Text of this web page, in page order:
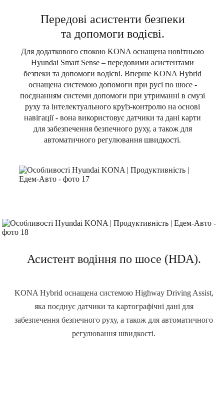
Передові асистенти безпеки
та допомоги водієві.
Для додаткового спокою KONA оснащена новітньою
Hyundai Smart Sense – передовими асистентами
безпеки та допомоги водієві. Вперше KONA Hybrid
оснащена системою допомоги при русі по шосе -
поєднанням системи допомоги при утриманні в смузі
руху та інтелектуального круїз-контролю на основі
навігації - вона використовує датчики та дані карти
для забезпечення безпечного руху, а також для
автоматичного регулювання швидкості.
Асистент водіння по шосе (HDA).
KONA Hybrid оснащена системою Highway Driving Assist,
яка поєднує датчики та картографічні дані для
забезпечення безпечного руху, а також для автоматичного
регулювання швидкості.